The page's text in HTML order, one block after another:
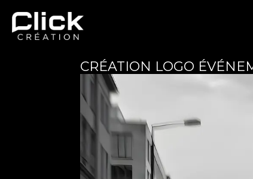
CRÉATION LOGO